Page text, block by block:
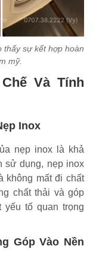
thấy sự kết hợp hoàn
mỹ.
Và Tính
Inox
nẹp inox là khả
sử dụng, nẹp inox
không mất đi chất
chất thải và góp
yếu tố quan trọng
Góp Vào Nền